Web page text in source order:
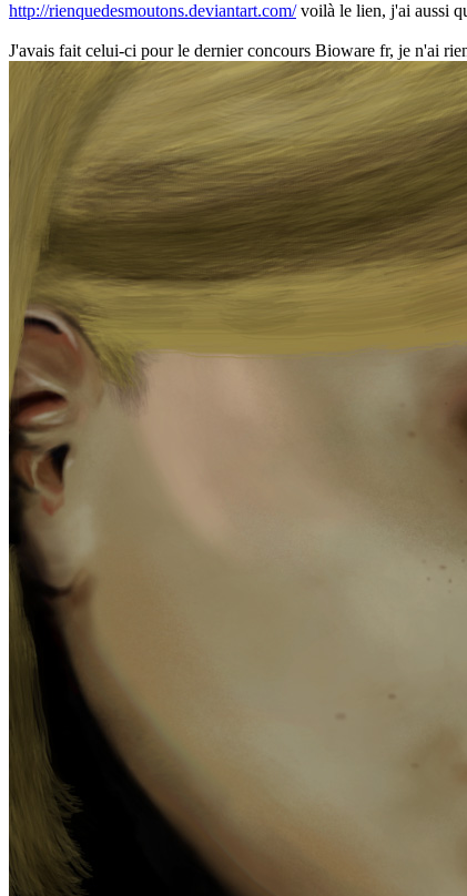
http://rienquedesmoutons.deviantart.com/voilà le lien, j'ai aussi
J'avais fait celui-ci pour le dernier concours Bioware fr, je n'ai